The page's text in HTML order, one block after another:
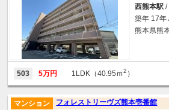
西熊本駅 /
築年 17年
熊本県熊
503 5万円 1LDK（40.95ｍ2 ）
フォレストリーヴズ熊本壱番館
マンション